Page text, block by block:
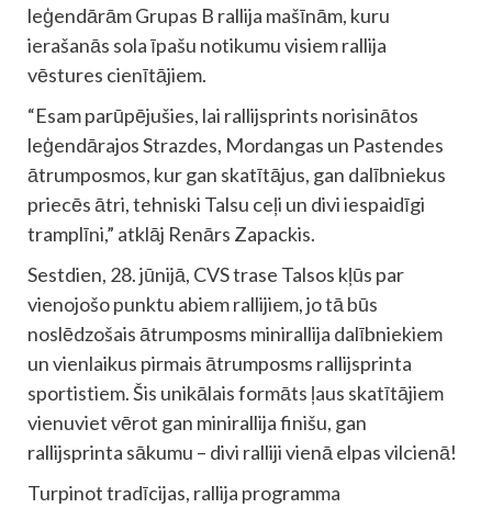
leģendārām Grupas B rallija mašīnām, kuru
ierašanās sola īpašu notikumu visiem rallija
vēstures cienītājiem.
“Esam parūpējušies, lai rallijsprints norisinātos
leģendārajos Strazdes, Mordangas un Pastendes
ātrumposmos, kur gan skatītājus, gan dalībniekus
priecēs ātri, tehniski Talsu ceļi un divi iespaidīgi
tramplīni,” atklāj Renārs Zapackis.
Sestdien, 28. jūnijā, CVS trase Talsos kļūs par
vienojošo punktu abiem rallijiem, jo tā būs
noslēdzošais ātrumposms minirallija dalībniekiem
un vienlaikus pirmais ātrumposms rallijsprinta
sportistiem. Šis unikālais formāts ļaus skatītājiem
vienuviet vērot gan minirallija finišu, gan
rallijsprinta sākumu – divi ralliji vienā elpas vilcienā!
Turpinot tradīcijas, rallija programma